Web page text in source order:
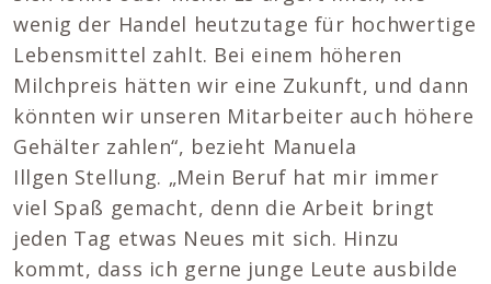
wenig der Handel heutzutage für hochwertige
Lebensmittel zahlt. Bei einem höheren
Milchpreis hätten wir eine Zukunft, und dann
könnten wir unseren Mitarbeiter auch höhere
Gehälter zahlen“, bezieht Manuela
Illgen Stellung. „Mein Beruf hat mir immer
viel Spaß gemacht, denn die Arbeit bringt
jeden Tag etwas Neues mit sich. Hinzu
kommt, dass ich gerne junge Leute ausbilde